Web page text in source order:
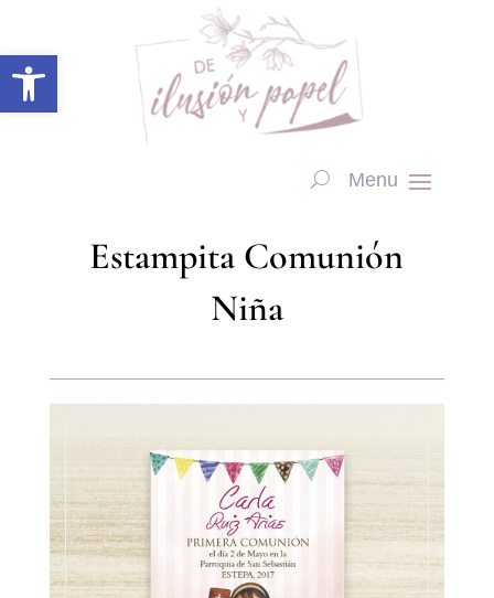
Abrir barra de herramientas
Estampita Comunión
Niña